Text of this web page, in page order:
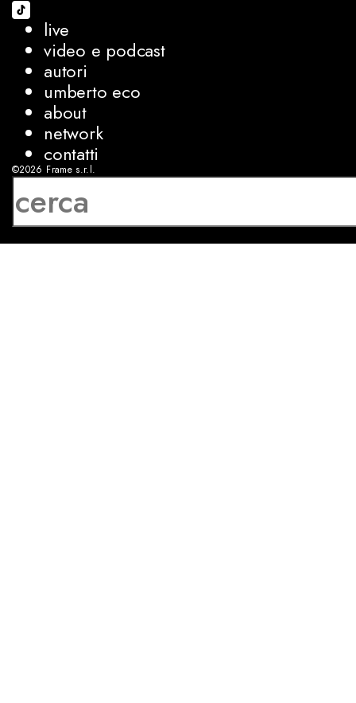
live
video e podcast
autori
umberto eco
about
network
contatti
©2026 Frame s.r.l.
P.IVA 08927250962
sviluppo:Luca Bunino